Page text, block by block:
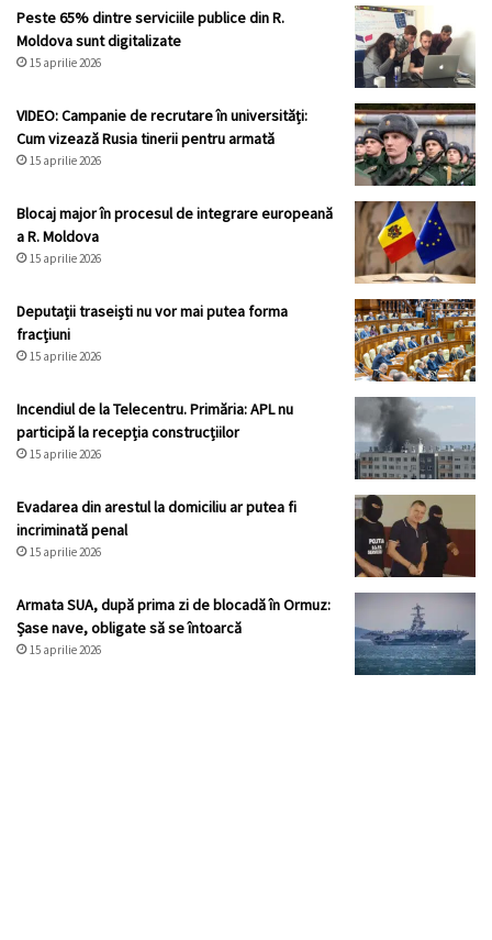
Peste 65% dintre serviciile publice din R.
Moldova sunt digitalizate
15 aprilie 2026
VIDEO: Campanie de recrutare în universități:
Cum vizează Rusia tinerii pentru armată
15 aprilie 2026
Blocaj major în procesul de integrare europeană
a R. Moldova
15 aprilie 2026
Deputații traseiști nu vor mai putea forma
fracțiuni
15 aprilie 2026
Incendiul de la Telecentru. Primăria: APL nu
participă la recepția construcțiilor
15 aprilie 2026
Evadarea din arestul la domiciliu ar putea fi
incriminată penal
15 aprilie 2026
Armata SUA, după prima zi de blocadă în Ormuz:
Șase nave, obligate să se întoarcă
15 aprilie 2026